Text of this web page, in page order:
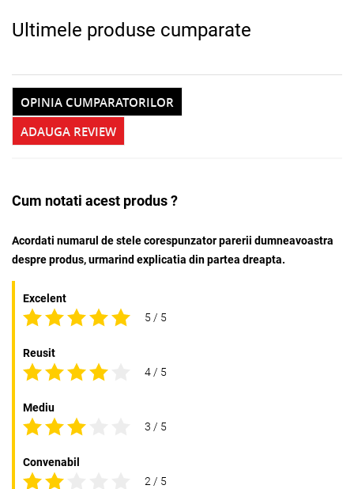
Ultimele produse cumparate
ADAUGA REVIEW
OPINIA CUMPARATORILOR
Cum notati acest produs ?
Acordati numarul de stele corespunzator parerii dumneavoastra
despre produs, urmarind explicatia din partea dreapta.
Excelent
5 / 5
Reusit
4 / 5
Mediu
3 / 5
Convenabil
2 / 5